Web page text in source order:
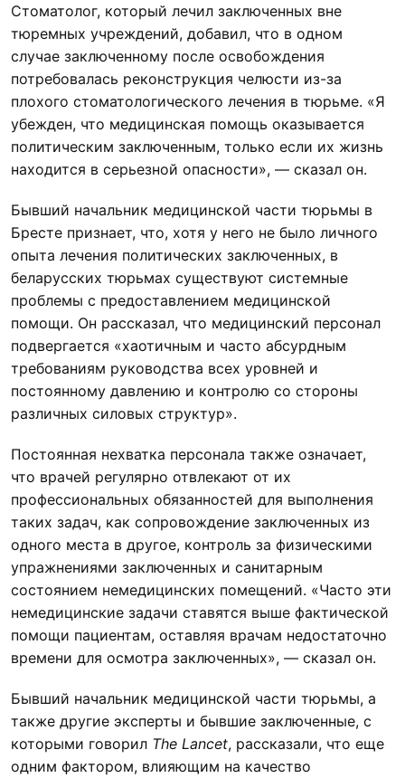
Стоматолог, который лечил заключенных вне
тюремных учреждений, добавил, что в одном
случае заключенному после освобождения
потребовалась реконструкция челюсти из-за
плохого стоматологического лечения в тюрьме. «Я
убежден, что медицинская помощь оказывается
политическим заключенным, только если их жизнь
находится в серьезной опасности», — сказал он.
Бывший начальник медицинской части тюрьмы в
Бресте признает, что, хотя у него не было личного
опыта лечения политических заключенных, в
беларусских тюрьмах существуют системные
проблемы с предоставлением медицинской
помощи. Он рассказал, что медицинский персонал
подвергается «хаотичным и часто абсурдным
требованиям руководства всех уровней и
постоянному давлению и контролю со стороны
различных силовых структур».
Постоянная нехватка персонала также означает,
что врачей регулярно отвлекают от их
профессиональных обязанностей для выполнения
таких задач, как сопровождение заключенных из
одного места в другое, контроль за физическими
упражнениями заключенных и санитарным
состоянием немедицинских помещений. «Часто эти
немедицинские задачи ставятся выше фактической
помощи пациентам, оставляя врачам недостаточно
времени для осмотра заключенных», — сказал он.
Бывший начальник медицинской части тюрьмы, а
также другие эксперты и бывшие заключенные, с
которыми говорил The Lancet, рассказали, что еще
одним фактором, влияющим на качество